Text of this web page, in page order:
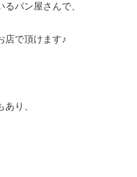
パン屋さんで、
店で頂けます♪
り、